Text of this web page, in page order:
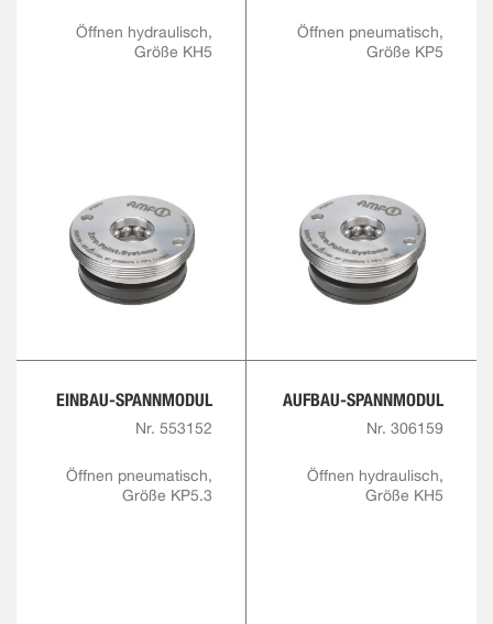
Öffnen hydraulisch,
Größe KH5
Öffnen pneumatisch,
Größe KP5
EINBAU-SPANNMODUL
Nr. 553152
Öffnen pneumatisch,
Größe KP5.3
AUFBAU-SPANNMODUL
Nr. 306159
Öffnen hydraulisch,
Größe KH5